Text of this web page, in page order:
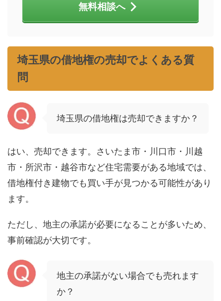
無料相談へ
埼玉県の借地権の売却でよくある質
問
埼玉県の借地権は売却できますか？
はい、売却できます。さいたま市・川口市・川越
市・所沢市・越谷市など住宅需要がある地域では、
借地権付き建物でも買い手が見つかる可能性があり
ます。
ただし、地主の承諾が必要になることが多いため、
事前確認が大切です。
地主の承諾がない場合でも売れます
か？